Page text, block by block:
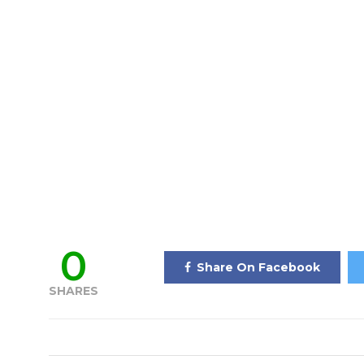
0
SHARES
Share On Facebook